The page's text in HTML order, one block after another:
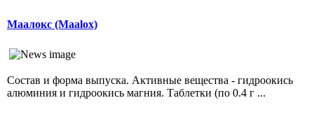
Маалокс (Maalox)
Состав и форма выпуска. Активные вещества - гидроокись
алюминия и гидроокись магния. Таблетки (по 0.4 г ...